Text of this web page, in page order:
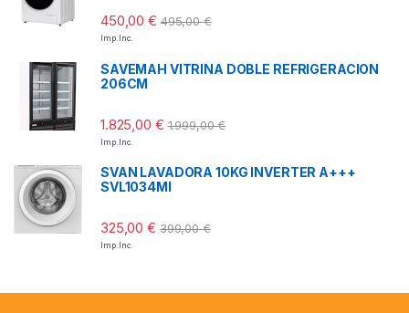
450,00€ 495,00€
Imp. Inc.
SAVEMAH VITRINA DOBLE REFRIGERACION
206CM
1.825,00 € 1.999,00€
Imp. Inc.
SVAN LAVADORA 10KG INVERTER A+++
SVL1034MI
325,00€ 399,00€
Imp. Inc.